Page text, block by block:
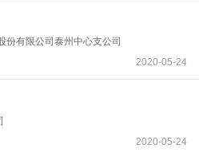
份有限公司泰州中心支公司
2020-05-24
2020-05-24